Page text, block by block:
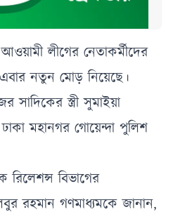
লীগের নেতাকর্মীদের
এবার নতুন মোড় নিয়েছে।
সাদিকের স্ত্রী সুমাইয়া
মহানগর গোয়েন্দা পুলিশ
রিলেশন্স বিভাগের
রহমান গণমাধ্যমকে জানান,